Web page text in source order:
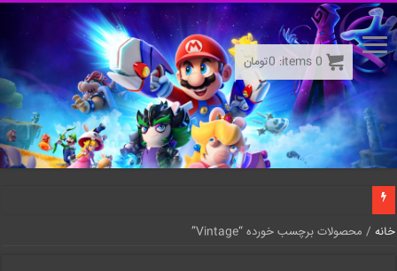
خانه / محصولات برچسب خورده “Vintage”
0
items:
0تومان